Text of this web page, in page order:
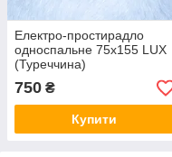
Електро-простирадло
односпальне 75х155 LUX
(Туреччина)
750 ₴
Купити